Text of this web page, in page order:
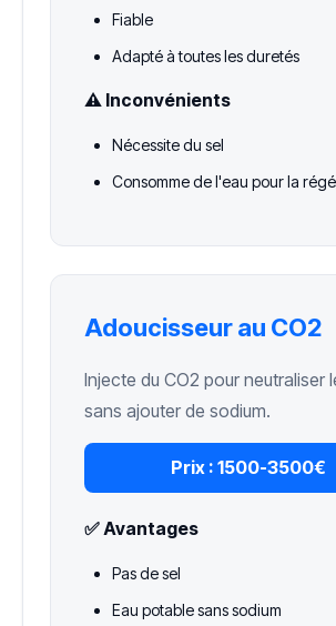
Fiable
Adapté à toutes les duretés
⚠️ Inconvénients
Nécessite du sel
Consomme de l'eau pour la
Adoucisseur au CO2
Injecte du CO2 pour neutraliser
sans ajouter de sodium.
Prix : 1500-3500€
✅ Avantages
Pas de sel
Eau potable sans sodium